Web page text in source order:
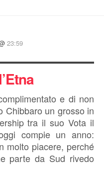
23:59
e di non
Chibbaro un grosso in
tra il suo Vota il
compie un anno:
molto piacere, perché
parte da Sud rivedo